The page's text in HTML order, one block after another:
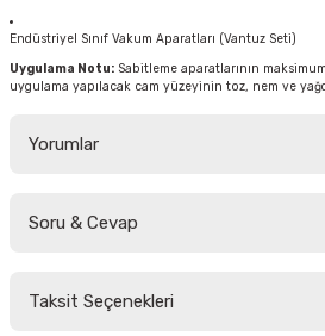
Endüstriyel Sınıf Vakum Aparatları (Vantuz Seti)
Uygulama Notu: Sabitleme aparatlarının
uygulama yapılacak cam yüzeyinin toz, nem ve
Yorumlar
Soru & Cevap
Taksit Seçenekleri